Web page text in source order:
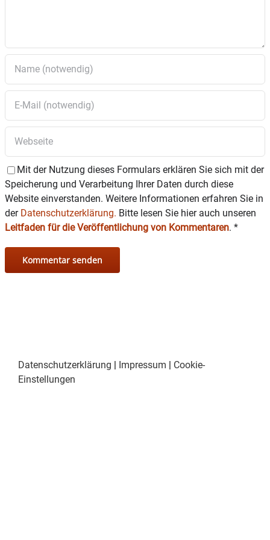
Mit der Nutzung dieses Formulars erklären Sie sich mit der
Speicherung und Verarbeitung Ihrer Daten durch diese
Website einverstanden. Weitere Informationen erfahren Sie in
der Datenschutzerklärung. Bitte lesen Sie hier auch unseren
Leitfaden für die Veröffentlichung von Kommentaren. *
Datenschutzerklärung | Impressum | Cookie-
Einstellungen